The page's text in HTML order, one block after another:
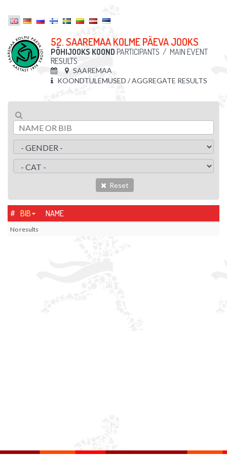
52. SAAREMAA KOLME PÄEVA JOOKS
PÕHIJOOKS KOOND PARTICIPANTS / MAIN EVENT
RESULTS
SAAREMAA
KOONDTULEMUSED / AGGREGATE RESULTS
Reset
# BIB NAME
No results